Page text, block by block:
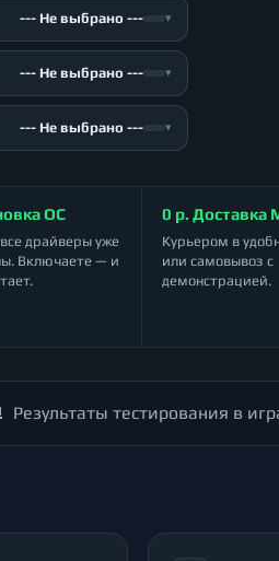
--- Не выбрано --- ▾
--- Не выбрано --- ▾
--- Не выбрано --- ▾
ОС
драйверы уже
Включаете — и
0 р. Доставка
Курьером в
или самовывоз с
демонстрацией.
Результаты тестирования в